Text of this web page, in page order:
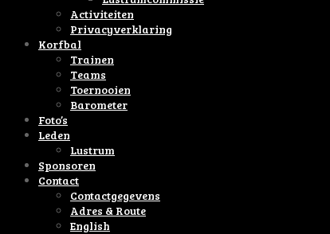
Activiteiten
Privacyverklaring
Korfbal
Trainen
Teams
Toernooien
Barometer
Foto’s
Leden
Lustrum
Sponsoren
Contact
Contactgegevens
Adres & Route
English